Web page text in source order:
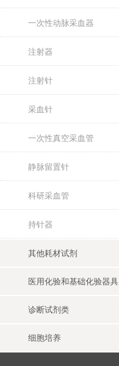
一次性动脉采血器
注射器
注射针
采血针
一次性真空采血管
静脉留置针
科研采血管
持针器
其他耗材试剂
医用化验和基础化验器具
诊断试剂类
细胞培养